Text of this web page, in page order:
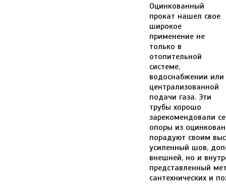
Оцинкованный
прокат нашел свое
широкое
применение не
только в
отопительной
системе,
водоснабжении или
централизованной
подачи газа. Эти
трубы хорошо
зарекомендовали
опоры из
порадуют своим
усиленный шов,
внешней, но и
представленный
сантехнических и